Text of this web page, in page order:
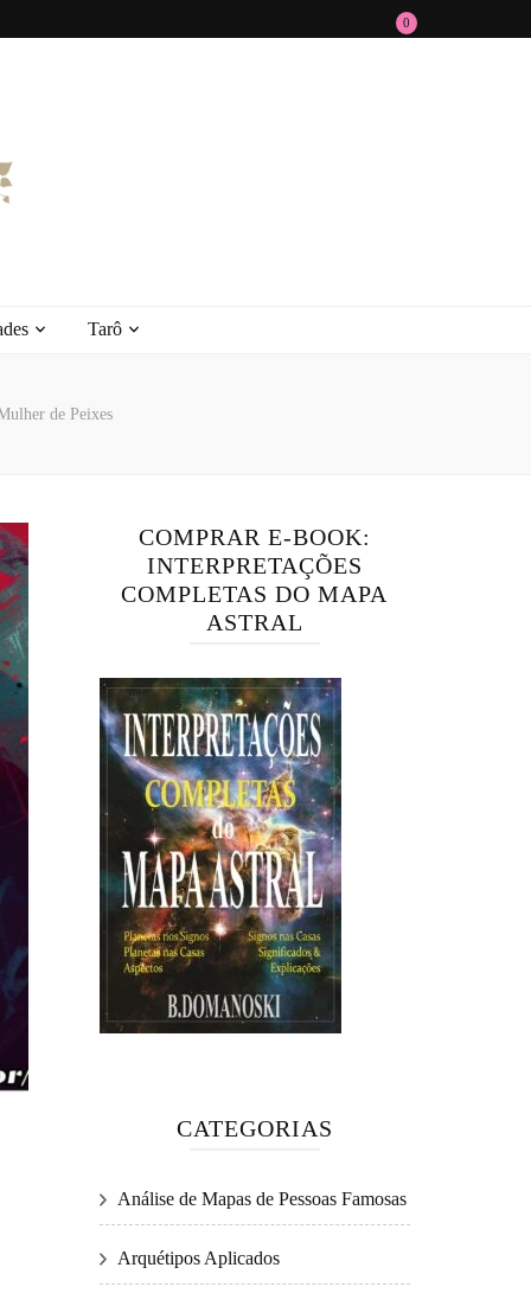
0
Tarô
de Peixes
COMPRAR E-BOOK:
INTERPRETAÇÕES
COMPLETAS DO MAPA
ASTRAL
CATEGORIAS
Análise de Mapas de Pessoas Famosas
Arquétipos Aplicados